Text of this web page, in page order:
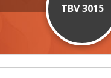
TBV 3015